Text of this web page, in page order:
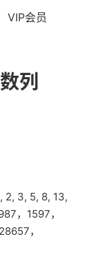
VIP会员
列
2, 3, 5, 8, 13,
，1597，
，